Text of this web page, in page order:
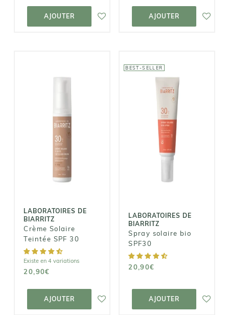
AJOUTER
AJOUTER AU
PANIER
AJOUTER
AJOUTER AU
PANIER
LABORATOIRES DE
BIARRITZ
Crème Solaire
Teintée SPF 30
Existe en 4 variations
20,90€
AJOUTER
LABORATOIRES
DE BIARRITZ
Crème Solaire
Teintée SPF 30
AJOUTER AU
PANIER
BEST-SELLER
LABORATOIRES DE
BIARRITZ
Spray solaire bio
SPF30
20,90€
AJOUTER
LABORATOIRES
DE BIARRITZ
AJOUTER AU
PANIER